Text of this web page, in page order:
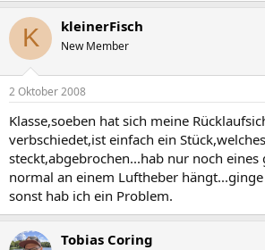
K kleinerFisch
New Member
2 Oktober 2008
Klasse,soeben hat sich meine
verbschiedet,ist einfach ein
steckt,abgebrochen...hab nur noch eines
normal an einem Luftheber hängt...ginge
sonst hab ich ein Problem.
Tobias Coring